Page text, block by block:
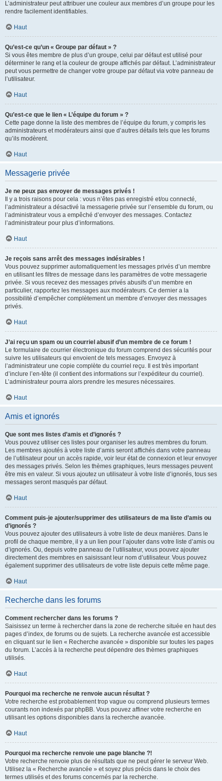
L’administrateur peut attribuer une couleur aux membres d’un groupe pour les
rendre facilement identifiables.
Haut
Qu’est-ce qu’un « Groupe par défaut » ?
Si vous êtes membre de plus d’un groupe, celui par défaut est utilisé pour
déterminer le rang et la couleur de groupe affichés par défaut. L’administrateur
peut vous permettre de changer votre groupe par défaut via votre panneau de
l’utilisateur.
Haut
Qu’est-ce que le lien « L’équipe du forum » ?
Cette page donne la liste des membres de l’équipe du forum, y compris les
administrateurs et modérateurs ainsi que d’autres détails tels que les forums
qu’ils modèrent.
Haut
Messagerie privée
Je ne peux pas envoyer de messages privés !
Il y a trois raisons pour cela : vous n’êtes pas enregistré et/ou connecté,
l’administrateur a désactivé la messagerie privée sur l’ensemble du forum, ou
l’administrateur vous a empêché d’envoyer des messages. Contactez
l’administrateur pour plus d’informations.
Haut
Je reçois sans arrêt des messages indésirables !
Vous pouvez supprimer automatiquement les messages privés d’un membre
en utilisant les filtres de message dans les paramètres de votre messagerie
privée. Si vous recevez des messages privés abusifs d’un membre en
particulier, rapportez les messages aux modérateurs. Ce dernier a la
possibilité d’empêcher complètement un membre d’envoyer des messages
privés.
Haut
J’ai reçu un spam ou un courriel abusif d’un membre de ce forum !
Le formulaire de courrier électronique du forum comprend des sécurités pour
suivre les utilisateurs qui envoient de tels messages. Envoyez à
l’administrateur une copie complète du courriel reçu. Il est très important
d’inclure l’en-tête (il contient des informations sur l’expéditeur du courriel).
L’administrateur pourra alors prendre les mesures nécessaires.
Haut
Amis et ignorés
Que sont mes listes d’amis et d’ignorés ?
Vous pouvez utiliser ces listes pour organiser les autres membres du forum.
Les membres ajoutés à votre liste d’amis seront affichés dans votre panneau
de l’utilisateur pour un accès rapide, voir leur état de connexion et leur envoyer
des messages privés. Selon les thèmes graphiques, leurs messages peuvent
être mis en valeur. Si vous ajoutez un utilisateur à votre liste d’ignorés, tous ses
messages seront masqués par défaut.
Haut
Comment puis-je ajouter/supprimer des utilisateurs de ma liste d’amis ou
d’ignorés ?
Vous pouvez ajouter des utilisateurs à votre liste de deux manières. Dans le
profil de chaque membre, il y a un lien pour l’ajouter dans votre liste d’amis ou
d’ignorés. Ou, depuis votre panneau de l’utilisateur, vous pouvez ajouter
directement des membres en saisissant leur nom d’utilisateur. Vous pouvez
également supprimer des utilisateurs de votre liste depuis cette même page.
Haut
Recherche dans les forums
Comment rechercher dans les forums ?
Saisissez un terme à rechercher dans la zone de recherche située en haut des
pages d’index, de forums ou de sujets. La recherche avancée est accessible
en cliquant sur le lien « Recherche avancée » disponible sur toutes les pages
du forum. L’accès à la recherche peut dépendre des thèmes graphiques
utilisés.
Haut
Pourquoi ma recherche ne renvoie aucun résultat ?
Votre recherche est probablement trop vague ou comprend plusieurs termes
courants non indexés par phpBB. Vous pouvez affiner votre recherche en
utilisant les options disponibles dans la recherche avancée.
Haut
Pourquoi ma recherche renvoie une page blanche ?!
Votre recherche renvoie plus de résultats que ne peut gérer le serveur Web.
Utilisez la « Recherche avancée » et soyez plus précis dans le choix des
termes utilisés et des forums concernés par la recherche.